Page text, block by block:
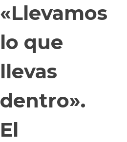
«Llevamos
lo que
llevas
dentro».
El